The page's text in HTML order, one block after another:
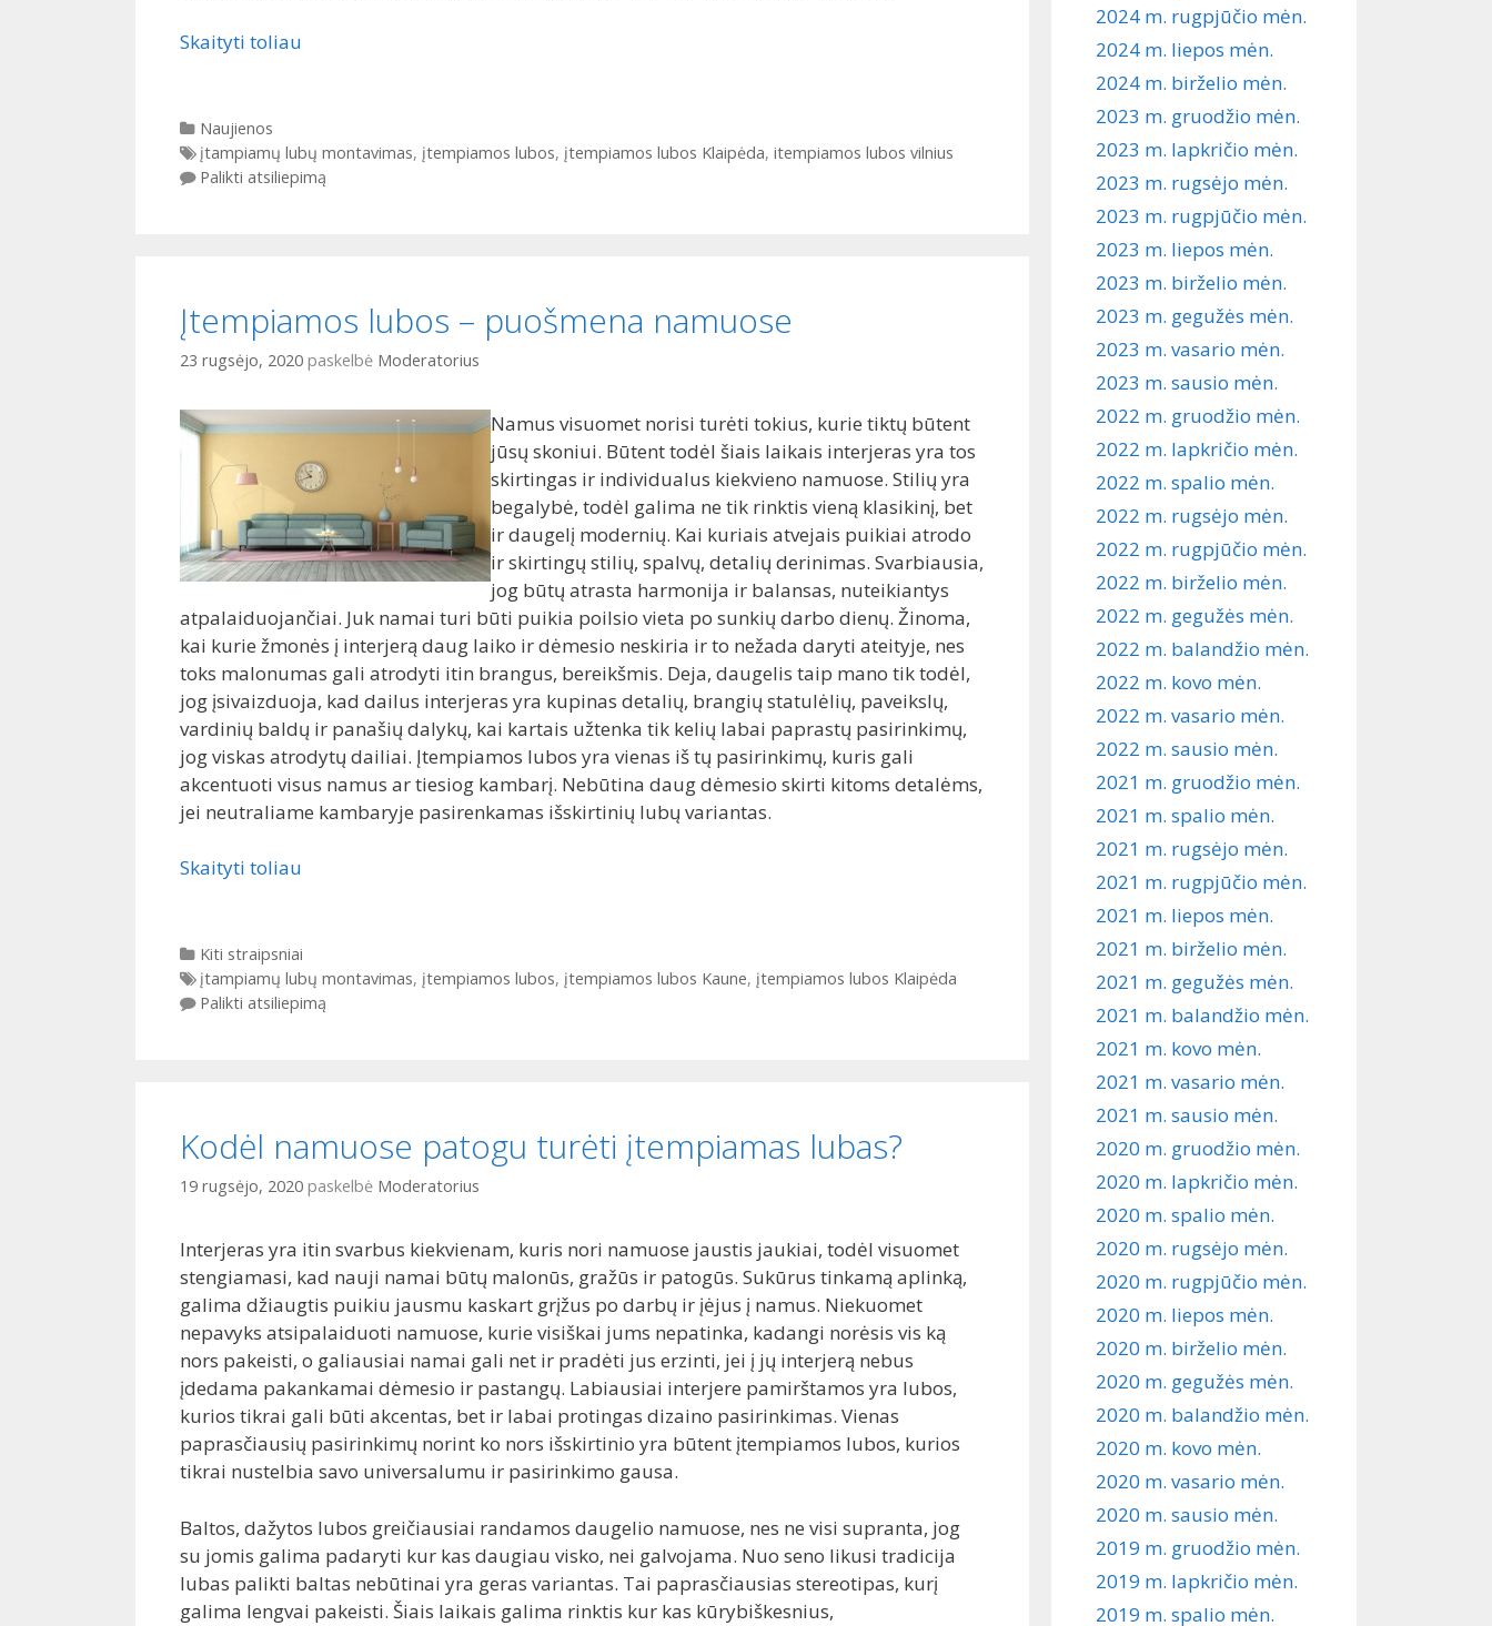
Skaityti toliau
Kategorijos
Naujienos
Gairės
įtampiamų lubų montavimas, įtempiamos lubos, įtempiamos lubos Klaipėda, itempiamos lubos vilnius
Palikti atsiliepimą
Įtempiamos lubos – puošmena namuose
23 rugsėjo, 2020 paskelbė Moderatorius
Namus visuomet norisi turėti tokius, kurie tiktų būtent
jūsų skoniui. Būtent todėl šiais laikais interjeras yra tos
skirtingas ir individualus kiekvieno namuose. Stilių yra
begalybė, todėl galima ne tik rinktis vieną klasikinį, bet
ir daugelį modernių. Kai kuriais atvejais puikiai atrodo
ir skirtingų stilių, spalvų, detalių derinimas. Svarbiausia,
jog būtų atrasta harmonija ir balansas, nuteikiantys
atpalaiduojančiai. Juk namai turi būti puikia poilsio vieta po sunkių darbo dienų. Žinoma,
kai kurie žmonės į interjerą daug laiko ir dėmesio neskiria ir to nežada daryti ateityje, nes
toks malonumas gali atrodyti itin brangus, bereikšmis. Deja, daugelis taip mano tik todėl,
jog įsivaizduoja, kad dailus interjeras yra kupinas detalių, brangių statulėlių, paveikslų,
vardinių baldų ir panašių dalykų, kai kartais užtenka tik kelių labai paprastų pasirinkimų,
jog viskas atrodytų dailiai. Įtempiamos lubos yra vienas iš tų pasirinkimų, kuris gali
akcentuoti visus namus ar tiesiog kambarį. Nebūtina daug dėmesio skirti kitoms detalėms,
jei neutraliame kambaryje pasirenkamas išskirtinių lubų variantas.
Skaityti toliau
Kategorijos
Kiti straipsniai
Gairės
įtampiamų lubų montavimas, įtempiamos lubos, įtempiamos lubos Kaune, įtempiamos lubos Klaipėda
Palikti atsiliepimą
Kodėl namuose patogu turėti įtempiamas lubas?
19 rugsėjo, 2020 paskelbė Moderatorius
Interjeras yra itin svarbus kiekvienam, kuris nori namuose jaustis jaukiai, todėl visuomet
stengiamasi, kad nauji namai būtų malonūs, gražūs ir patogūs. Sukūrus tinkamą aplinką,
galima džiaugtis puikiu jausmu kaskart grįžus po darbų ir įėjus į namus. Niekuomet
nepavyks atsipalaiduoti namuose, kurie visiškai jums nepatinka, kadangi norėsis vis ką
nors pakeisti, o galiausiai namai gali net ir pradėti jus erzinti, jei į jų interjerą nebus
įdedama pakankamai dėmesio ir pastangų. Labiausiai interjere pamirštamos yra lubos,
kurios tikrai gali būti akcentas, bet ir labai protingas dizaino pasirinkimas. Vienas
paprasčiausių pasirinkimų norint ko nors išskirtinio yra būtent įtempiamos lubos, kurios
tikrai nustelbia savo universalumu ir pasirinkimo gausa.
Baltos, dažytos lubos greičiausiai randamos daugelio namuose, nes ne visi supranta, jog
su jomis galima padaryti kur kas daugiau visko, nei galvojama. Nuo seno likusi tradicija
lubas palikti baltas nebūtinai yra geras variantas. Tai paprasčiausias stereotipas, kurį
galima lengvai pakeisti. Šiais laikais galima rinktis kur kas kūrybiškesnius,
2024 m. rugpjūčio mėn.
2024 m. liepos mėn.
2024 m. birželio mėn.
2023 m. gruodžio mėn.
2023 m. lapkričio mėn.
2023 m. rugsėjo mėn.
2023 m. rugpjūčio mėn.
2023 m. liepos mėn.
2023 m. birželio mėn.
2023 m. gegužės mėn.
2023 m. vasario mėn.
2023 m. sausio mėn.
2022 m. gruodžio mėn.
2022 m. lapkričio mėn.
2022 m. spalio mėn.
2022 m. rugsėjo mėn.
2022 m. rugpjūčio mėn.
2022 m. birželio mėn.
2022 m. gegužės mėn.
2022 m. balandžio mėn.
2022 m. kovo mėn.
2022 m. vasario mėn.
2022 m. sausio mėn.
2021 m. gruodžio mėn.
2021 m. spalio mėn.
2021 m. rugsėjo mėn.
2021 m. rugpjūčio mėn.
2021 m. liepos mėn.
2021 m. birželio mėn.
2021 m. gegužės mėn.
2021 m. balandžio mėn.
2021 m. kovo mėn.
2021 m. vasario mėn.
2021 m. sausio mėn.
2020 m. gruodžio mėn.
2020 m. lapkričio mėn.
2020 m. spalio mėn.
2020 m. rugsėjo mėn.
2020 m. rugpjūčio mėn.
2020 m. liepos mėn.
2020 m. birželio mėn.
2020 m. gegužės mėn.
2020 m. balandžio mėn.
2020 m. kovo mėn.
2020 m. vasario mėn.
2020 m. sausio mėn.
2019 m. gruodžio mėn.
2019 m. lapkričio mėn.
2019 m. spalio mėn.